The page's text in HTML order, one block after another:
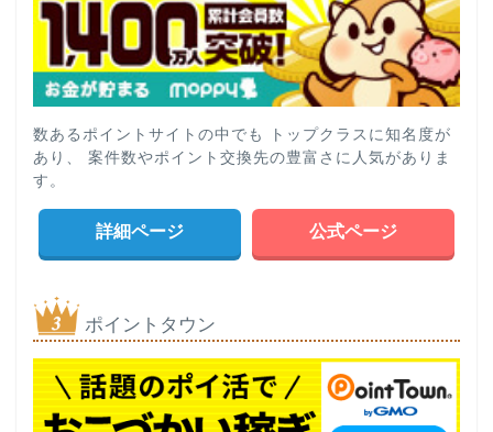
数あるポイントサイトの中でも トップクラスに知名度が
あり、 案件数やポイント交換先の豊富さに人気がありま
す。
詳細ページ 公式ページ
ポイントタウン